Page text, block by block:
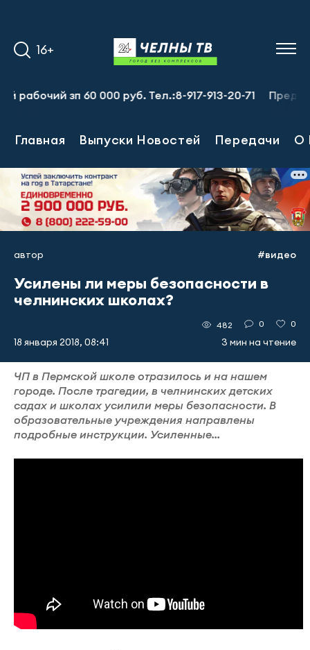
16+
зп 60 000 руб. Тел.:8-917-913-20-71
Главная Выпуски Новостей Передачи О
автор #видео
Усилены ли меры безопасности в
челнинских школах?
18 января 2018, 08:41
482 0 0
3 мин на чтение
ЧП в Пермской школе отразилось и на нашем
городе. После трагедии, в челнинских детских
садах и школах усилили меры безопасности. В
образовательные учреждения направлены
подробные инструкции. Усиленные...